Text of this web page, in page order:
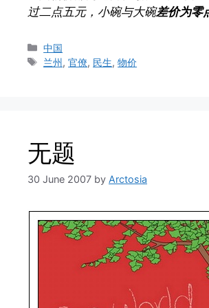
过二点五元，小碗与大碗差价为零
Categories
中国
Tags
兰州,官僚, 民生,物价
无题
30 June 2007 by Arctosia